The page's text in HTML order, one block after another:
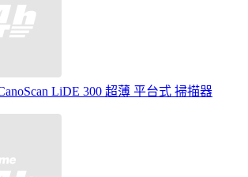
LiDE 300 超薄 平台式 掃描器